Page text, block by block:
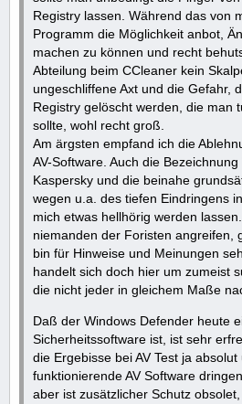
Registry lassen. Während das von
Programm die Möglichkeit anbot,
machen zu können und recht
Abteilung beim CCleaner kein
ungeschliffene Axt und die Gefahr,
Registry gelöscht werden, die man
sollte, wohl recht groß.
Am ärgsten empfand ich die
AV-Software. Auch die
Kaspersky und die beinahe
wegen u.a. des tiefen Eindringens
mich etwas hellhörig werden
niemanden der Foristen angreifen,
bin für Hinweise und Meinungen
handelt sich doch hier um zumeist
die nicht jeder in gleichem Maße
Daß der Windows Defender heute
Sicherheitssoftware ist, ist sehr
die Ergebisse bei AV Test ja
funktionierende AV Software
aber ist zusätzlicher Schutz